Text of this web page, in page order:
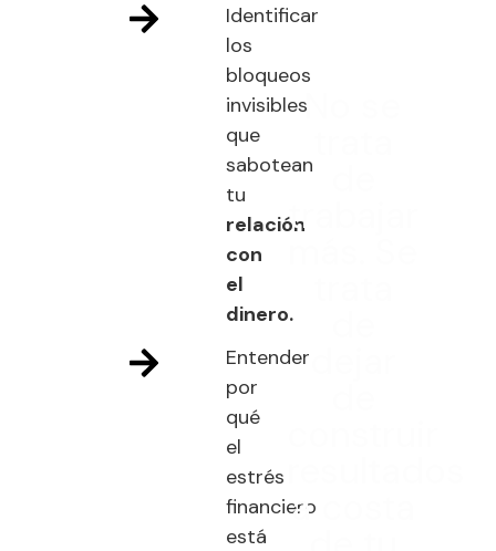
Identificar
los
bloqueos
invisibles
que
sabotean
tu
relación
con
el
dinero.
Entender
por
qué
el
estrés
financiero
está
No se
trabajar
a costa